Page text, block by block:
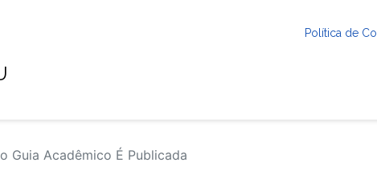
Política de
Guia Acadêmico É Publicada